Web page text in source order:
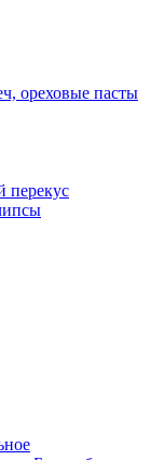
ореховые пасты
перекус